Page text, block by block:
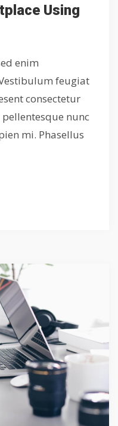
Using
enim
feugiat
consectetur
nunc
mi. Phasellus